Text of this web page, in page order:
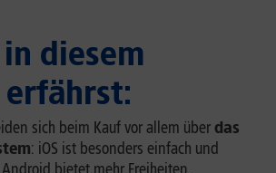
in diesem
sich beim Kauf vor allem überdas
: iOS ist besonders einfach und